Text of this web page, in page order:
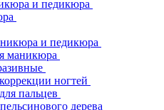
и педикюра
и педикюра
маникюра
ногтей
пальцев
дерева